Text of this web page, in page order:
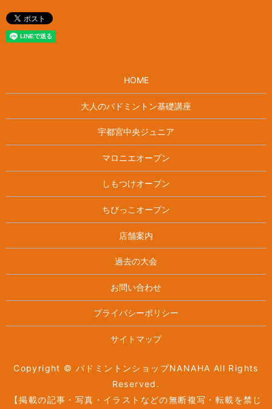
HOME
大人のバドミントン基礎講座
宇都宮中央ジュニア
マロニエオープン
しもつけオープン
ちびっこオープン
店舗案内
過去の大会
お問い合わせ
プライバシーポリシー
サイトマップ
Copyright © バドミントンショップNANAHA All Rights
Reserved.
【掲載の記事・写真・イラストなどの無断複写・転載を禁じ